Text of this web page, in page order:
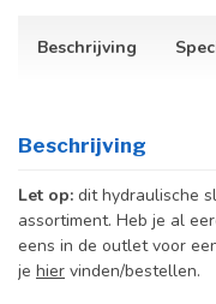
Beschrijving
Beschrijving
Let op: dit hydraulische
assortiment. Heb je al
eens in de outlet voor
je hier vinden/bestellen.